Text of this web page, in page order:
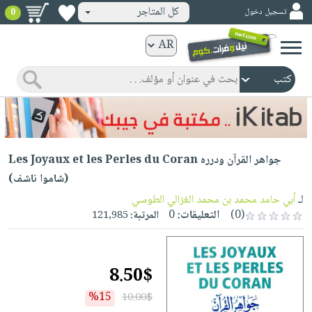
ورقية
المواضيع
صدر
حديثاً
الأكثر
مبيعاً
شحن
مخفض
عروض
خاصة
صفحات
كتب
الكترونية
الصفحة
الرئيسية
صدر
حديثاً
الأكثر
مبيعاً
كتب
مجانية
صوتية
الصفحة
الرئيسية
masmu3وناشئة
الصفحة
تسجيل دخول كل المتاجر 0
Les Joyaux et les Perles du Coran جواهر القرآن ودرره
(شاموا ناشف)
لـأبي حامد محمد بن محمد الغزالي الطوسي
(0)
التعليقات:0 المرتبة:121,985
8.50$
10.00$
%15